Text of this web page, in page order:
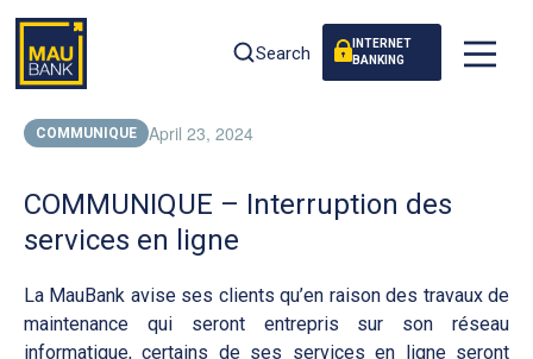
Search
INTERNET
BANKING
COMMUNIQUE April 23, 2024
COMMUNIQUE – Interruption des
services en ligne
La MauBank avise ses clients qu’en raison des travaux de
maintenance qui seront entrepris sur son réseau
informatique, certains de ses services en ligne seront